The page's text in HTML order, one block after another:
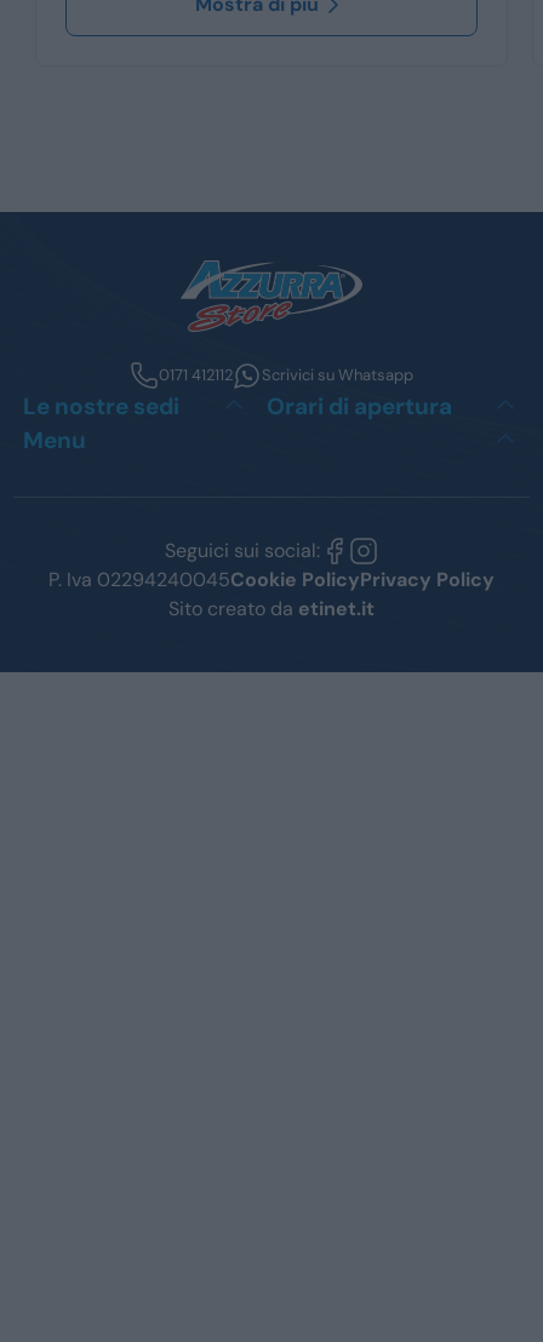
0171 412112 Scrivici su Whatsapp
Le nostre sedi
Orari di apertura
Menu
Seguici sui social:
P. Iva 02294240045Cookie PolicyPrivacy Policy
Sito creato da etinet.it